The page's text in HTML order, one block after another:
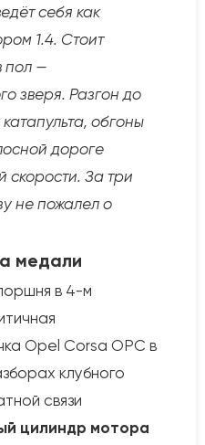
себя как
1.4. Стоит
пол —
зверя. Разгон до
обгоны
дороге
За три
не пожалел о
медали
в 4-м
Opel Corsa OPC в
клубного
связи
цилиндр мотора